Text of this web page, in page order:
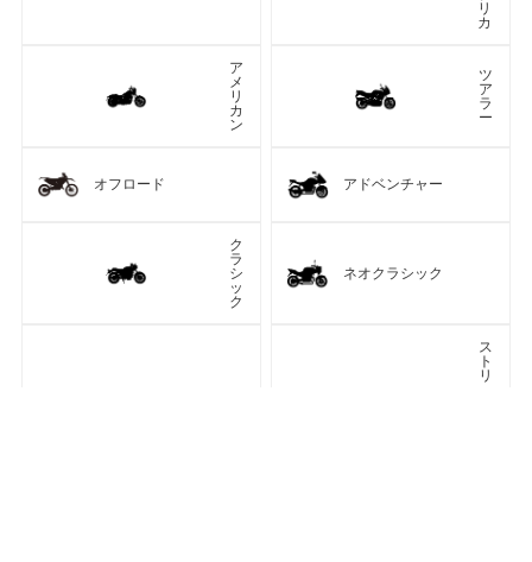
リ
カ
ア
メ
リ
カ
ン
ツ
ア
ラ
ー
オフロード アドベンチャー
ク
ラ
シ
ッ
ク
ネオクラシック
ス
ト
リ